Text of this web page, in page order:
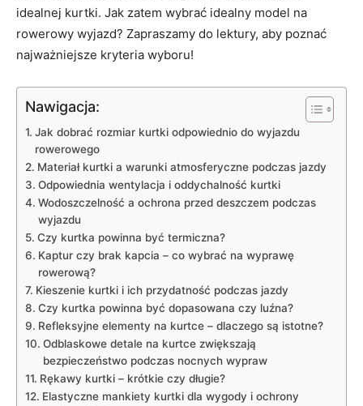
idealnej kurtki. Jak zatem ‍wybrać‍ idealny model na
rowerowy wyjazd? Zapraszamy do lektury, aby poznać
najważniejsze kryteria wyboru!
Nawigacja:
Jak dobrać rozmiar ‌kurtki odpowiednio ⁣do wyjazdu​
rowerowego
Materiał kurtki a warunki atmosferyczne podczas jazdy
Odpowiednia wentylacja i ⁢oddychalność kurtki
Wodoszczelność a ochrona przed‌ deszczem podczas
wyjazdu
Czy kurtka powinna być termiczna?
Kaptur czy brak kapcia – co wybrać ‌na wyprawę
rowerową?
Kieszenie kurtki i ich przydatność podczas jazdy
Czy kurtka ‌powinna być dopasowana czy luźna?
Refleksyjne elementy‌ na kurtce – dlaczego są istotne?
Odblaskowe detale ⁤na kurtce zwiększają
bezpieczeństwo ‌podczas nocnych wypraw
Rękawy kurtki – krótkie czy‌ długie?
Elastyczne mankiety kurtki dla wygody ‍i ochrony